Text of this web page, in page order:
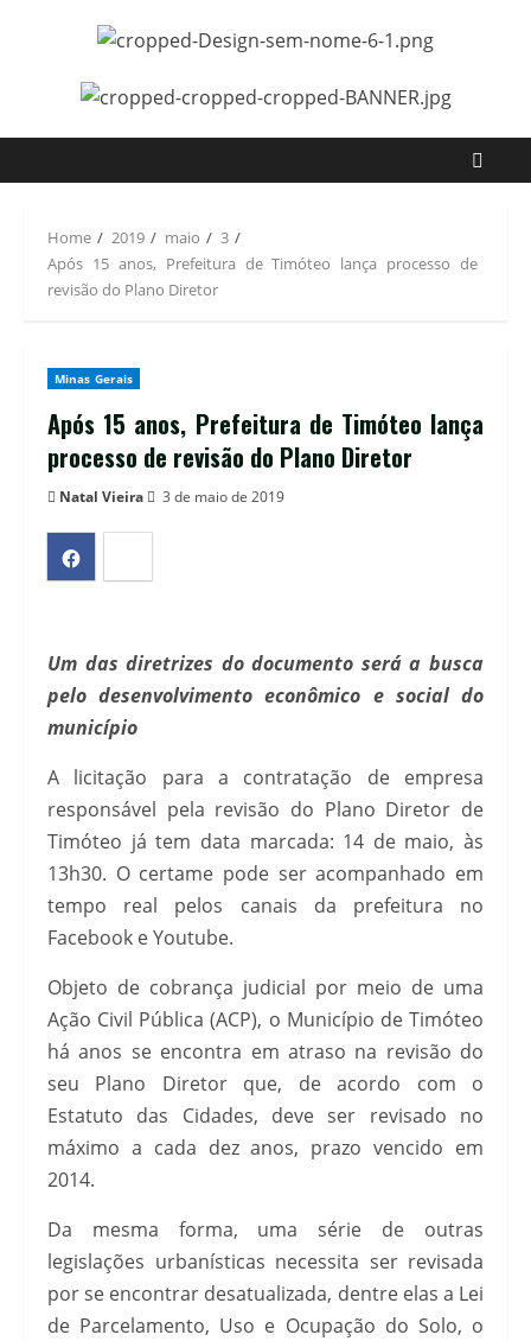
Home 2019 maio
3
Após 15 anos, Prefeitura de Timóteo lança processo de
revisão do Plano Diretor
Minas Gerais
Após 15 anos, Prefeitura de Timóteo lança
processo de revisão do Plano Diretor
Natal Vieira 3 de maio de 2019
Um das diretrizes do documento será a busca
pelo desenvolvimento econômico e social do
município
A licitação para a contratação de empresa
responsável pela revisão do Plano Diretor de
Timóteo já tem data marcada: 14 de maio, às
13h30. O certame pode ser acompanhado em
tempo real pelos canais da prefeitura no
Facebook e Youtube.
Objeto de cobrança judicial por meio de uma
Ação Civil Pública (ACP), o Município de Timóteo
há anos se encontra em atraso na revisão do
seu Plano Diretor que, de acordo com o
Estatuto das Cidades, deve ser revisado no
máximo a cada dez anos, prazo vencido em
2014.
Da mesma forma, uma série de outras
legislações urbanísticas necessita ser revisada
por se encontrar desatualizada, dentre elas a Lei
de Parcelamento, Uso e Ocupação do Solo, o